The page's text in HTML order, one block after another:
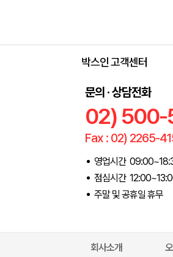
박스인 고객센터
문의 · 상담전화
02)
Fax : 02) 2265-
영업시간
점심시간
주말 및 공휴일 휴무
회사소개